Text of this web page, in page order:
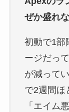
ぜか盛れ
初動で1部
ージだっ
が減って
で2週間ほ
「エイム